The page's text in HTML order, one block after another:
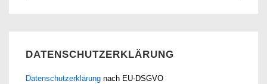
DATENSCHUTZERKLÄRUNG
Datenschutzerklärung nach EU-DSGVO